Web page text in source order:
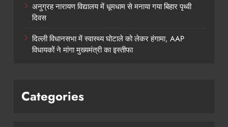
अनुग्रह नारायण विद्यालय में धूमधाम से मनाया गया बिहार पृथ्वी
दिवस
दिल्ली विधानसभा में स्वास्थ्य घोटाले को लेकर हंगामा, AAP
विधायकों ने मांगा मुख्यमंत्री का इस्तीफा
Categories